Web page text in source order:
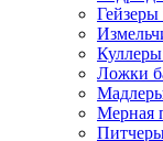
Ложки
Мерная